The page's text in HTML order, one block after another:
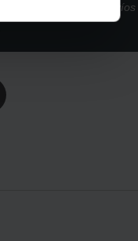
Envíos